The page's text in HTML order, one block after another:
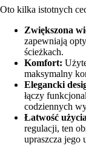
Oto kilka istotnych
Zwiększona
zapewniają
ścieżkach.
Komfort:
maksymalny
Elegancki
łączy
codziennych
Łatwość
regulacji, ten
upraszcza jego